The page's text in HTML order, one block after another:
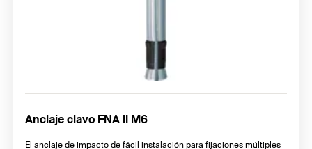
Anclaje clavo FNA II M6
El anclaje de impacto de fácil instalación para fijaciones múltiples